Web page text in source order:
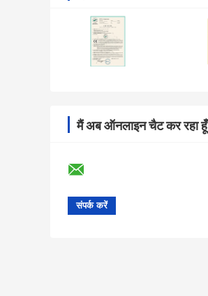
मैं अब ऑनलाइन चैट कर रहा हूँ